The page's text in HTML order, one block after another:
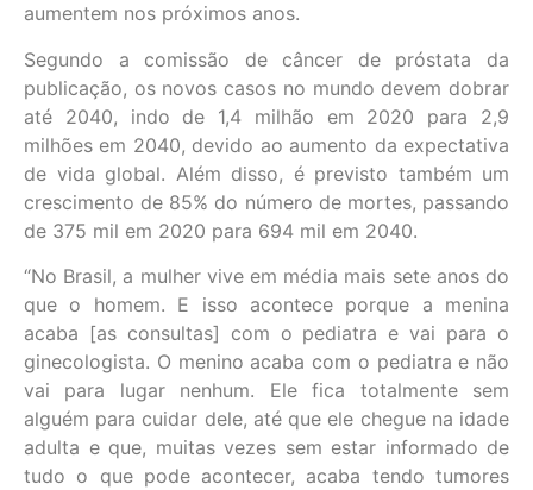
aumentem nos próximos anos.
Segundo a comissão de câncer de próstata da
publicação, os novos casos no mundo devem dobrar
até 2040, indo de 1,4 milhão em 2020 para 2,9
milhões em 2040, devido ao aumento da expectativa
de vida global. Além disso, é previsto também um
crescimento de 85% do número de mortes, passando
de 375 mil em 2020 para 694 mil em 2040.
“No Brasil, a mulher vive em média mais sete anos do
que o homem. E isso acontece porque a menina
acaba [as consultas] com o pediatra e vai para o
ginecologista. O menino acaba com o pediatra e não
vai para lugar nenhum. Ele fica totalmente sem
alguém para cuidar dele, até que ele chegue na idade
adulta e que, muitas vezes sem estar informado de
tudo o que pode acontecer, acaba tendo tumores